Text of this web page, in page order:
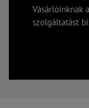
Vásárlóinknak
szolgáltatást